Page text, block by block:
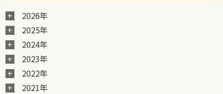
2026年
2025年
2024年
2023年
2022年
2021年